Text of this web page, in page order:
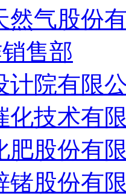
然气股份
售部
计院有限
化技术有
肥股份有
锗股份有